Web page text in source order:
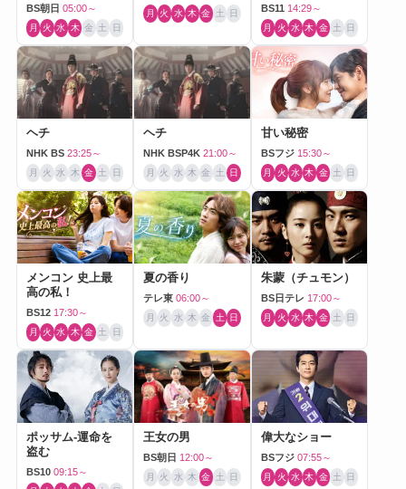
BS朝日 05:00～
月 火 水 木 金 土 日
月 火 水 木 金 土 日 BS11 14:29～
月 火 水 木 金 土 日
ヘチ
NHK BS 23:25～
月 火 水 木 金 土 日
ヘチ
NHK BSP4K 21:00～
月 火 水 木 金 土 日
甘い秘密
BSフジ 15:30～
月 火 水 木 金 土 日
メンコン 史上最
高の私！
BS12 17:30～
月 火 水 木 金 土 日
夏の香り
テレ東 06:00～
月 火 水 木 金 土 日
朱蒙（チュモン）
BS日テレ 17:00～
月 火 水 木 金 土 日
ポッサム-運命を
盗む
BS10 09:15～
王女の男
BS朝日 12:00～
月 火 水 木 金 土 日
偉大なショー
BSフジ 07:55～
月 火 水 木 金 土 日